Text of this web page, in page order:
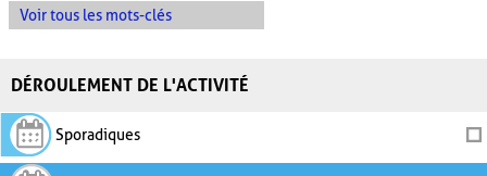
Voir tous les mots-clés
DÉROULEMENT DE L'ACTIVITÉ
Sporadiques